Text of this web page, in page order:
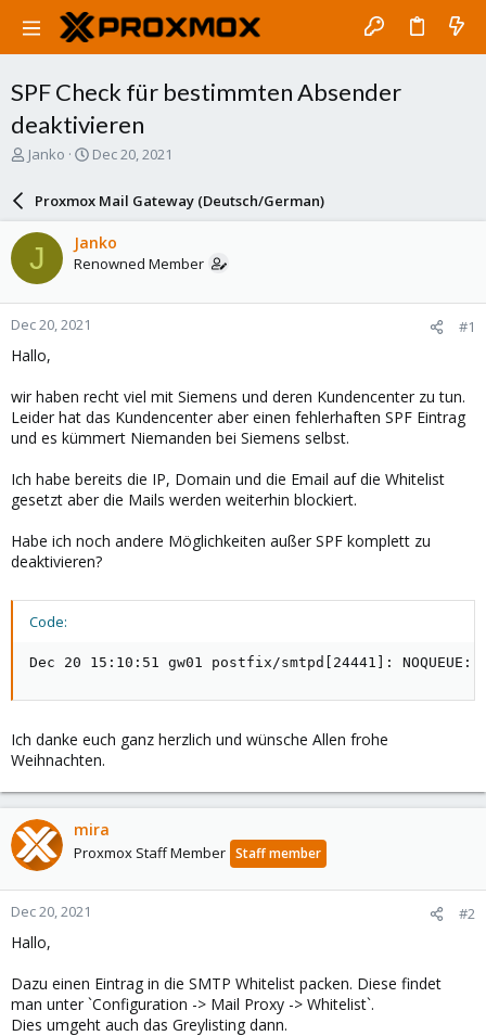
SPF Check für bestimmten Absender
deaktivieren
T
a
s
t
a
r
t
e
Janko
S
r
d
a
e
Dec 20, 2021
Proxmox Mail Gateway (Deutsch/German)
J Janko
Renowned Member
Dec 20, 2021 #1
Hallo,
wir haben recht viel mit Siemens und deren Kundencenter zu tun.
Leider hat das Kundencenter aber einen fehlerhaften SPF Eintrag
und es kümmert Niemanden bei Siemens selbst.
Ich habe bereits die IP, Domain und die Email auf die Whitelist
gesetzt aber die Mails werden weiterhin blockiert.
Habe ich noch andere Möglichkeiten außer SPF komplett zu
deaktivieren?
Code:
Dec 20 15:10:51 gw01 postfix/smtpd[24441]:
Ich danke euch ganz herzlich und wünsche Allen frohe
Weihnachten.
mira
Proxmox Staff Member Staff member
Dec 20, 2021 #2
Hallo,
Dazu einen Eintrag in die SMTP Whitelist packen. Diese findet
man unter `Configuration -> Mail Proxy -> Whitelist`.
Dies umgeht auch das Greylisting dann.